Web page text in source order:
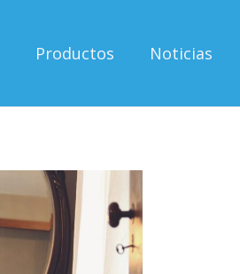
Productos Noticias